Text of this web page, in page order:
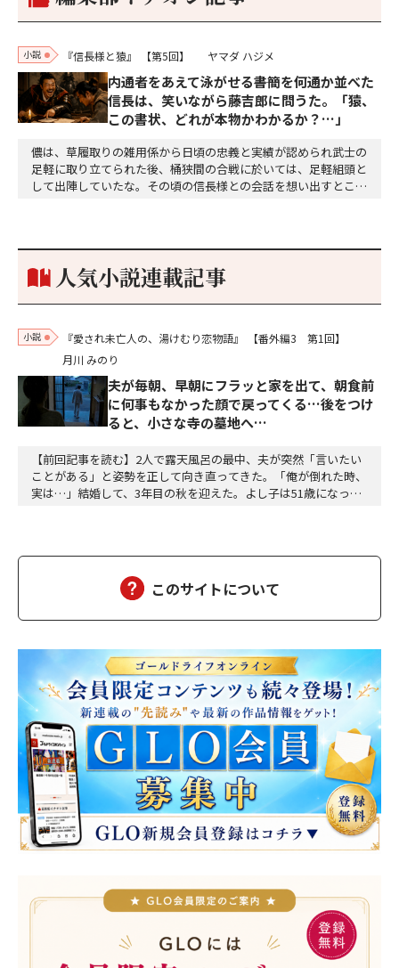
小説 『信長様と猿』 【第5回】 ヤマダ ハジメ
内通者をあえて泳がせる――書簡を何通か並べた
信長は、笑いながら藤吉郎に問うた。「猿、
この書状、どれが本物かわかるか？…」
儂は、草履取りの雑用係から日頃の忠義と実績が認められ武士の
足軽に取り立てられた後、桶狭間の合戦に於いては、足軽組頭と
して出陣していたな。その頃の信長様との会話を想い出すとこん
り。どうして勝てたのか、未だにわかりません。…
人気小説連載記事
小説 『愛され未亡人の、湯けむり恋物語』
【番外編3 第1回】
月川 みのり
夫が毎朝、早朝にフラッと家を出て、朝食前
に何事もなかった顔で戻ってくる…後をつけ
ると、小さな寺の墓地へ…
【前回記事を読む】2人で露天風呂の最中、夫が突然「言いたい
ことがある」と姿勢を正して向き直ってきた。「俺が倒れた時、
実は…」結婚して、3年目の秋を迎えた。よし子は51歳になっ
ん、幸せになった）夫の雅彦は、相変わらず口数は多くな…
このサイトについて